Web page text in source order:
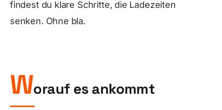
findest du klare Schritte, die Ladezeiten
senken. Ohne bla.
Worauf es ankommt